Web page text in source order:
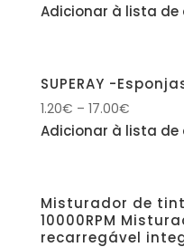
Adicionar à lista de
SUPERAY -
1.20€ – 17.00€
Adicionar à lista de
Misturador de
10000RPM
recarregável